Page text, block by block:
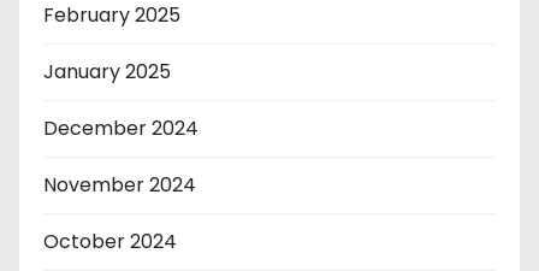
February 2025
January 2025
December 2024
November 2024
October 2024